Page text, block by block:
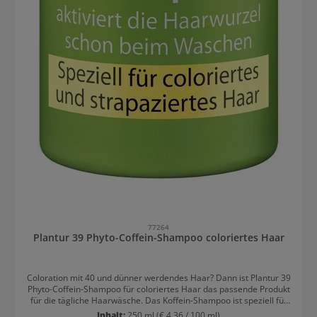
77264
Plantur 39 Phyto-Coffein-Shampoo coloriertes Haar
Coloration mit 40 und dünner werdendes Haar? Dann ist Plantur 39
Phyto-Coffein-Shampoo für coloriertes Haar das passende Produkt
für die tägliche Haarwäsche. Das Koffein-Shampoo ist speziell für
coloriertes und strapaziertes Haar und wirkt gegen Haarausfall.